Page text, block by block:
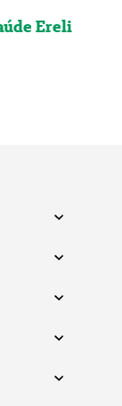
Ereli